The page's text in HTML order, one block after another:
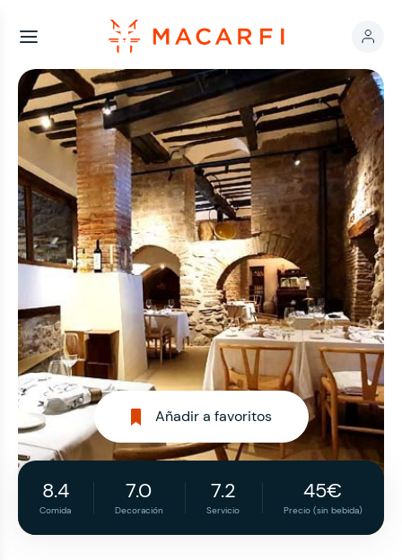
Añadir a favoritos
8.4
Comida
7.0
Decoración
7.2
Servicio
45€
Precio (sin bebida)